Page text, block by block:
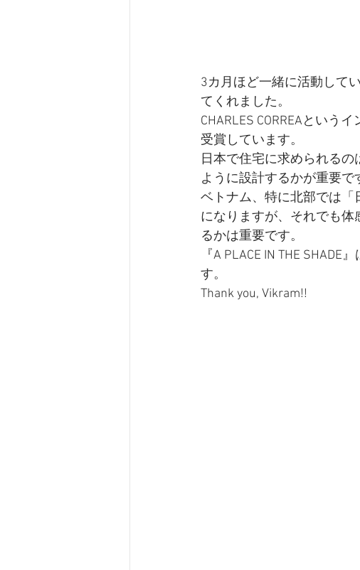
3カ月ほど一緒に活動して
てくれました。
CHARLES CORREAという
受賞しています。
日本で住宅に求められる
ように設計するかが重要で
ベトナム、特に北部では
になりますが、それでも体
るかは重要です。
『A PLACE IN THE
す。
Thank you, Vikram!!